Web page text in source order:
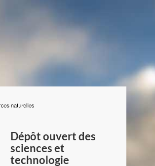
du
Canada
Dépôt ouvert des
sciences et
technologie